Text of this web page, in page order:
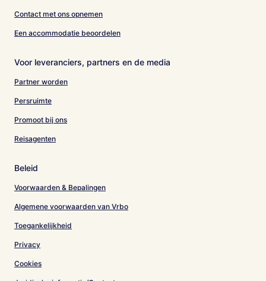
Contact met ons opnemen
Een accommodatie beoordelen
Voor leveranciers, partners en de media
Partner worden
Persruimte
Promoot bij ons
Reisagenten
Beleid
Voorwaarden & Bepalingen
Algemene voorwaarden van Vrbo
Toegankelijkheid
Privacy
Cookies